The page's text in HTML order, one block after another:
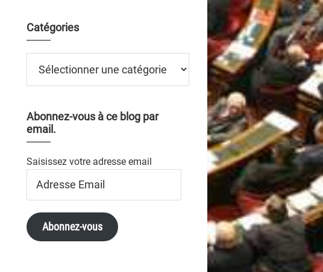
Catégories
Abonnez-vous à ce blog par
email.
Saisissez votre adresse email
Email
Abonnez-vous